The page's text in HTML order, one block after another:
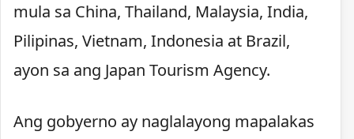
mula sa China, Thailand, Malaysia, India,
Pilipinas, Vietnam, Indonesia at Brazil,
ayon sa ang Japan Tourism Agency.
Ang gobyerno ay naglalayong mapalakas